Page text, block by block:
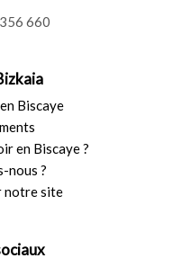
660
Biscaye
en Biscaye ?
nous ?
notre site